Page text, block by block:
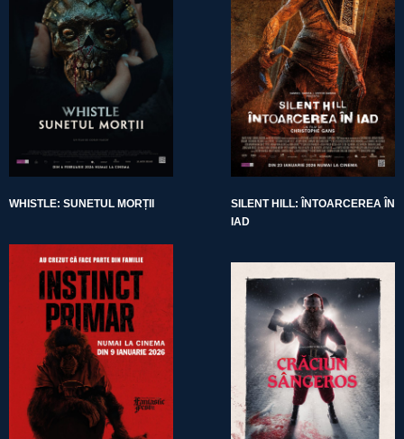
WHISTLE: SUNETUL MORȚII
SILENT HILL: ÎNTOARCEREA ÎN
IAD